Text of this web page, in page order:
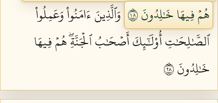
هُمۡ فِيهَا خَٰلِدُونَ ٨١
وَٱلَّذِينَ ءَامَنُواْ وَعَمِلُواْ
ٱلصَّٰلِحَٰتِ أُوْلَٰٓئِكَ أَصۡحَٰبُ ٱلۡجَنَّةِۖ هُمۡ فِيهَا
خَٰلِدُونَ ٨٢